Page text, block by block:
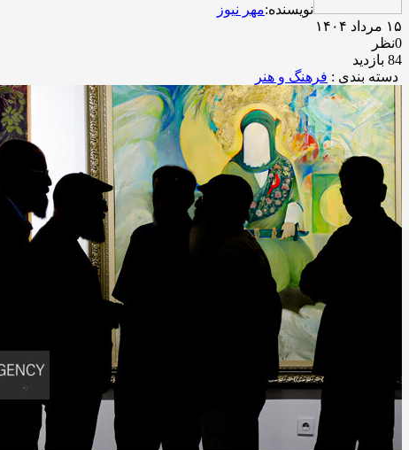
نویسنده:مهر نیوز
۱۵ مرداد ۱۴۰۴
0نظر
84 بازدید
دسته بندی : فرهنگ و هنر